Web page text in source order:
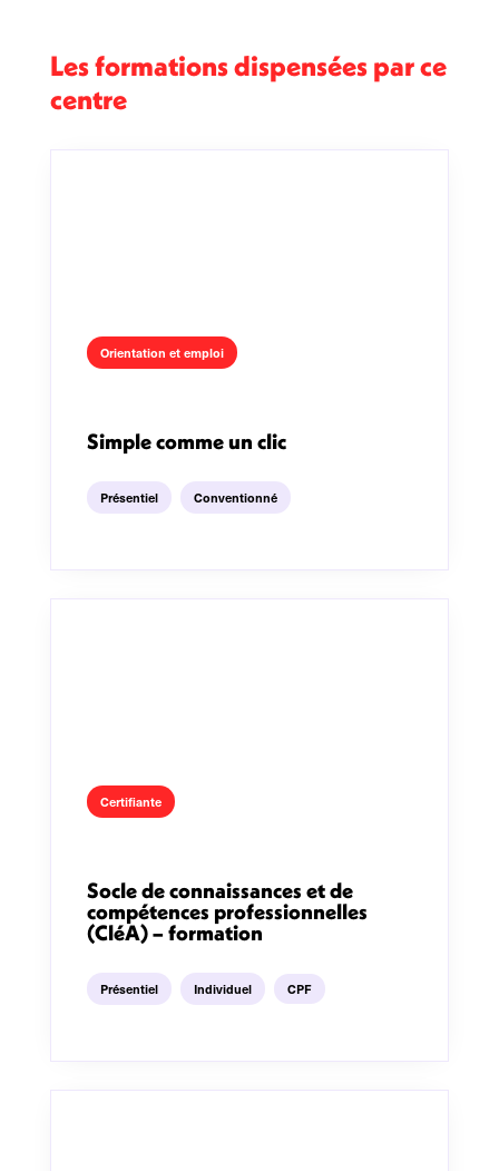
Les formations dispensées par ce
centre
Orientation et emploi
Simple comme un clic
Présentiel Conventionné
Certifiante
Socle de connaissances et de
compétences professionnelles
(CléA) – formation
Présentiel Individuel CPF